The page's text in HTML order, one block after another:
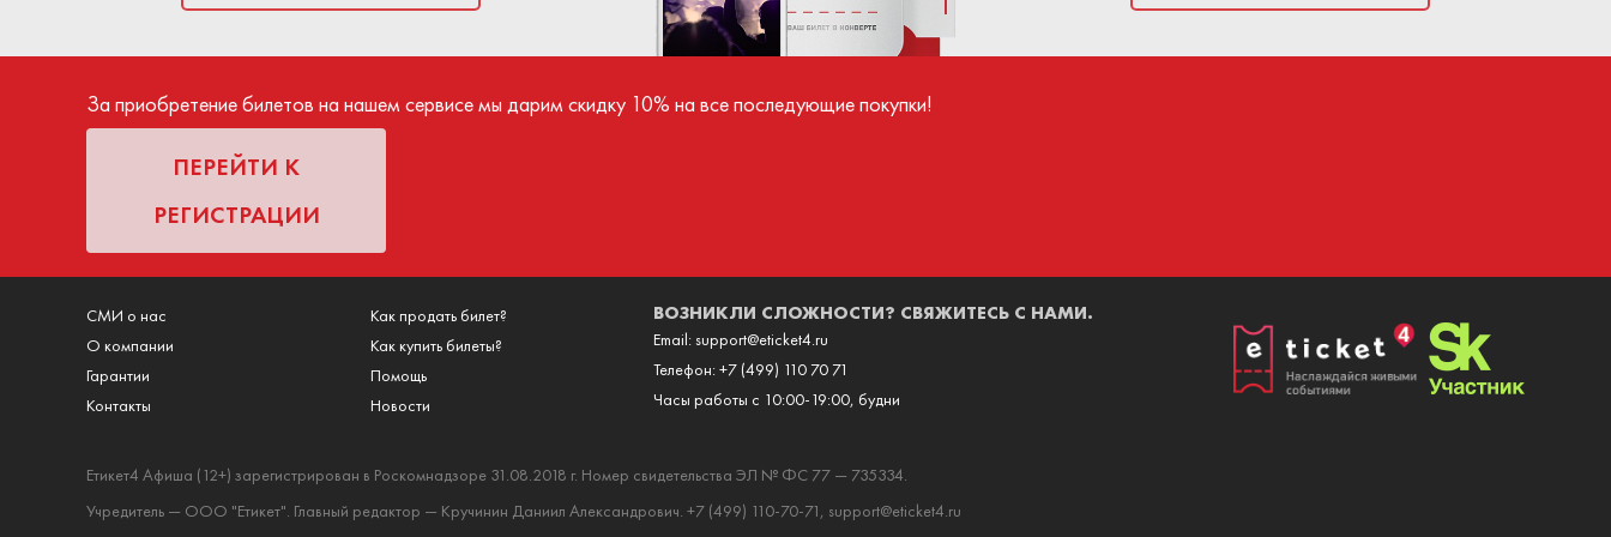
номинациях. Подобные успехи внушают
уважение не только зрителям и поклонникам, но
признанный музыкант во многих уголках мира.
билета. Средства поступают продавцу только после успешного
За приобретение билетов на нашем сервисе мы дарим скидку 10% на все последующие покупки!
ПЕРЕЙТИ К
РЕГИСТРАЦИИ
СМИ о нас
О компании
Гарантии
Контакты
Как продать билет?
Как купить билеты?
Помощь
Новости
ВОЗНИКЛИ СЛОЖНОСТИ? СВЯЖИТЕСЬ С НАМИ.
Email:support@eticket4.ru
Телефон:+7 (499) 110 70 71
Часы работы с 10:00-19:00, будни
Етикет4 Афиша (12+) зарегистрирован в Роскомнадзоре 31.08.2018 г. Номер свидетельства ЭЛ № ФС 77 — 735334.
Учредитель — ООО "Етикет". Главный редактор — Кручинин Даниил Александрович. +7 (499) 110-70-71, support@eticket4.ru